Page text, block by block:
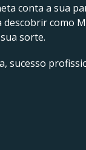
conta a sua
descobrir como
sorte.
sucesso